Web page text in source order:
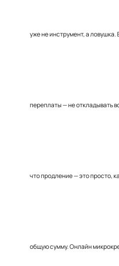
уже не инструмент, а
переплаты — не откладывать
что продление — это просто,
общую сумму. Онлайн